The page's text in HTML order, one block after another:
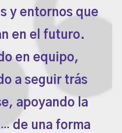
y entornos que
en el futuro.
en equipo,
a seguir trás
apoyando la
…de una forma